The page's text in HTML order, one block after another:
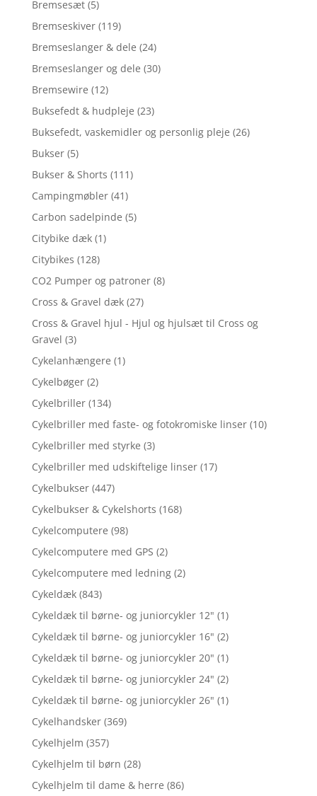
Bremsesæt (5)
Bremseskiver (119)
Bremseslanger & dele (24)
Bremseslanger og dele (30)
Bremsewire (12)
Buksefedt & hudpleje (23)
Buksefedt, vaskemidler og personlig pleje (26)
Bukser (5)
Bukser & Shorts (111)
Campingmøbler (41)
Carbon sadelpinde (5)
Citybike dæk (1)
Citybikes (128)
CO2 Pumper og patroner (8)
Cross & Gravel dæk (27)
Cross & Gravel hjul - Hjul og hjulsæt til Cross og
Gravel (3)
Cykelanhængere (1)
Cykelbøger (2)
Cykelbriller (134)
Cykelbriller med faste- og fotokromiske linser (10)
Cykelbriller med styrke (3)
Cykelbriller med udskiftelige linser (17)
Cykelbukser (447)
Cykelbukser & Cykelshorts (168)
Cykelcomputere (98)
Cykelcomputere med GPS (2)
Cykelcomputere med ledning (2)
Cykeldæk (843)
Cykeldæk til børne- og juniorcykler 12" (1)
Cykeldæk til børne- og juniorcykler 16" (2)
Cykeldæk til børne- og juniorcykler 20" (1)
Cykeldæk til børne- og juniorcykler 24" (2)
Cykeldæk til børne- og juniorcykler 26" (1)
Cykelhandsker (369)
Cykelhjelm (357)
Cykelhjelm til børn (28)
Cykelhjelm til dame & herre (86)